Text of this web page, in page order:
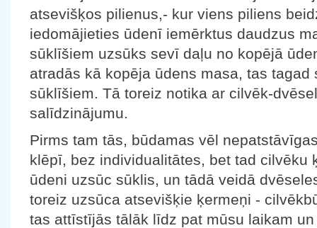
atsevišķos pilienus,- kur viens piliens
iedomājieties ūdenī iemērktus daudzus
sūklīšiem uzsūks sevī daļu no kopējā
atradās kā kopēja ūdens masa, tas
sūklīšiem. Tā toreiz notika ar cilvēk-
salīdzinājumu.
Pirms tam tās, būdamas vēl
klēpī, bez individualitātes, bet tad cilvēku
ūdeni uzsūc sūklis, un tādā veidā
toreiz uzsūca atsevišķie ķermeņi -
tas attīstījās tālāk līdz pat mūsu laikam